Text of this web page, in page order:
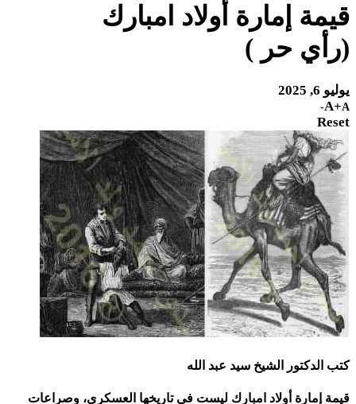
قيمة إمارة أولاد امبارك
(رأي حر )
يوليو 6, 2025
A+A-
Reset
كتب الدكتور الشيخ سيد عبد الله
قيمة إمارة أولاد امبارك ليست في تاريخها العسكري، وصراعات